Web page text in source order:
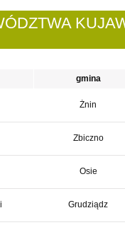
gmina
Żnin
Zbiczno
Osie
Grudziądz